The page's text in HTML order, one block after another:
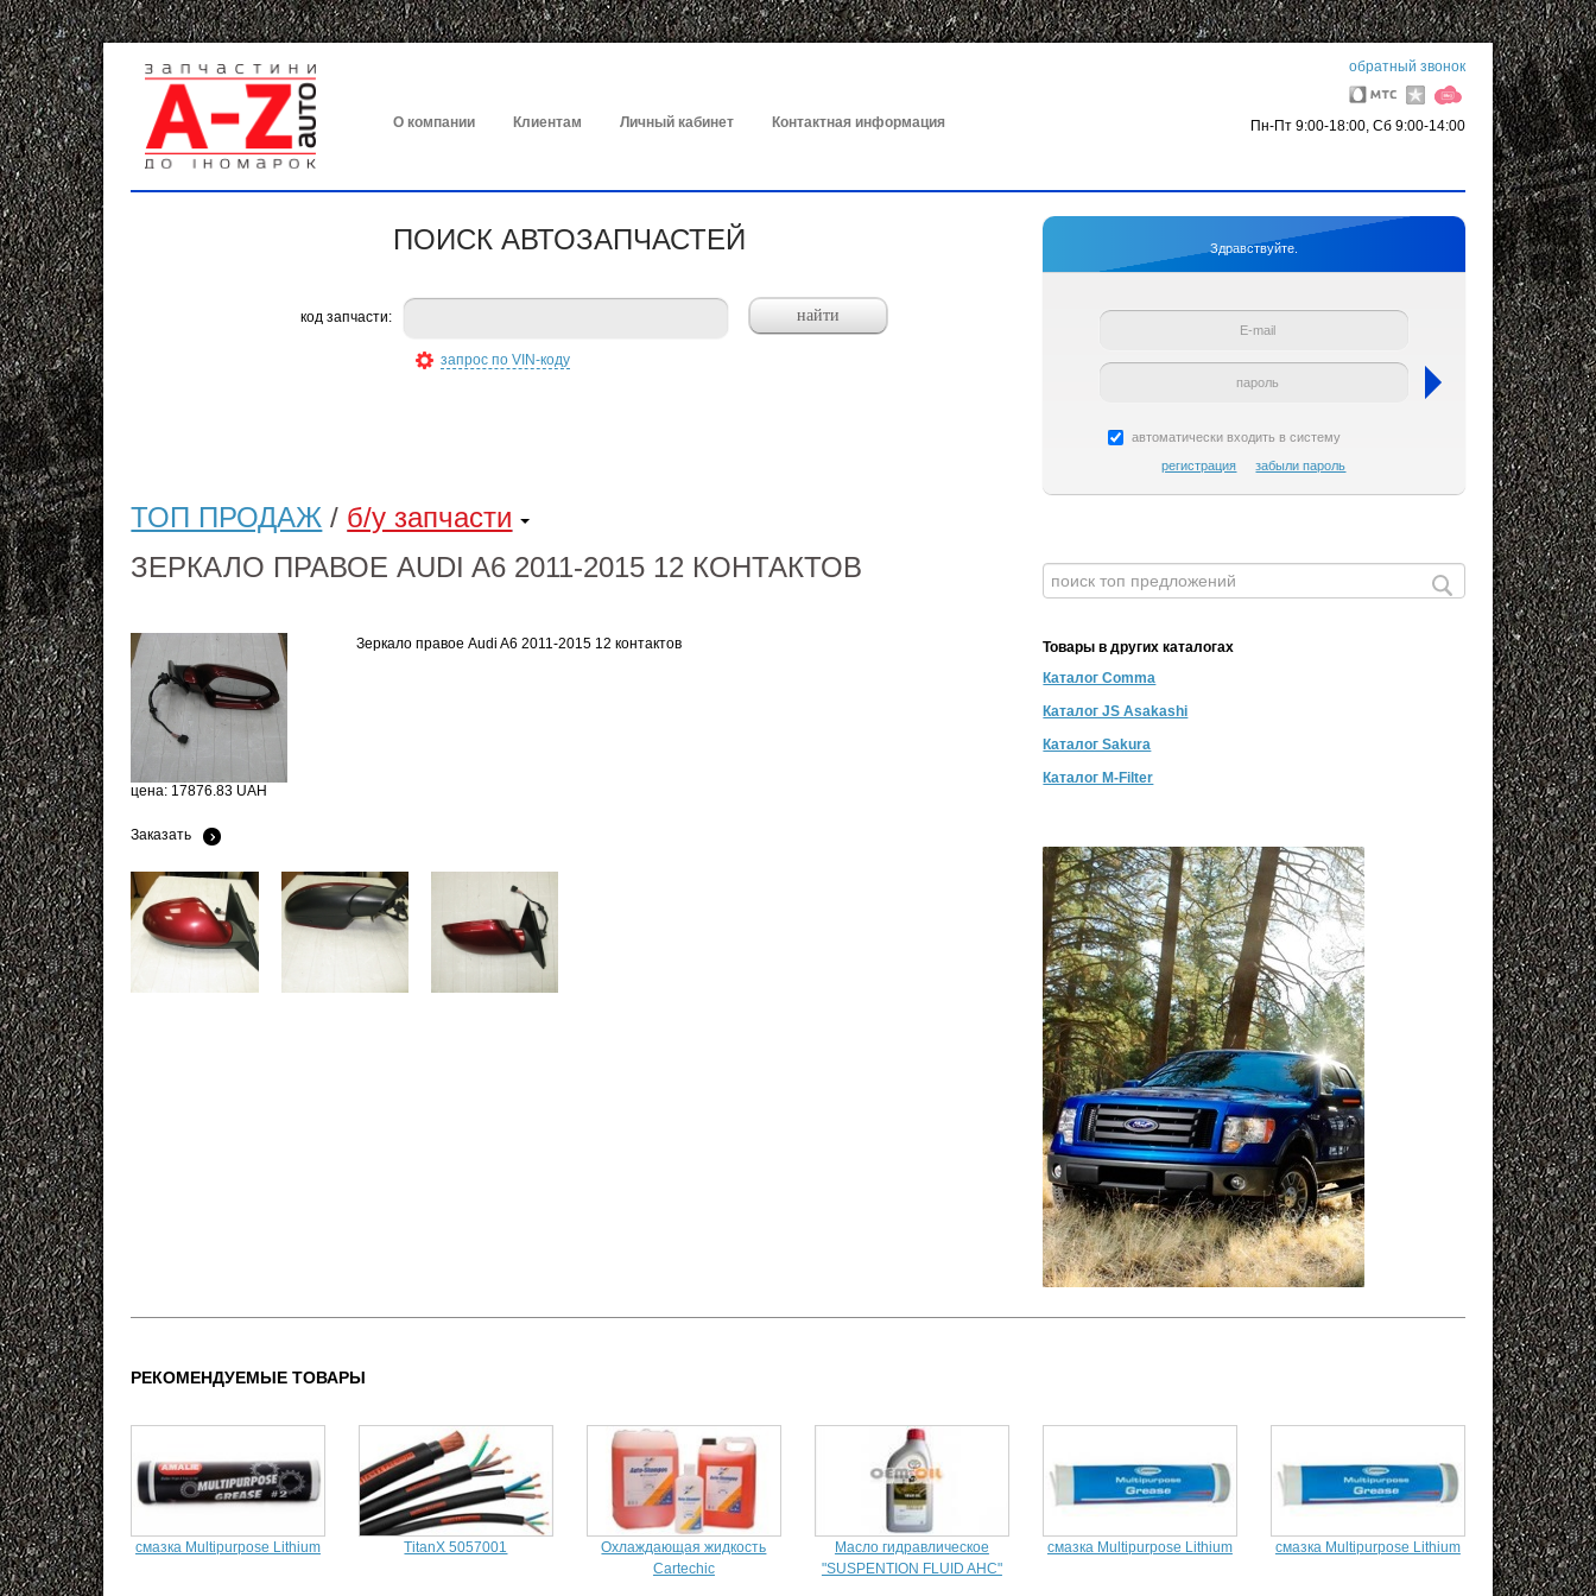
обратный звонок
Пн-Пт 9:00-18:00, Сб 9:00-14:00
О компании Клиентам Личный кабинет Контактная информация
ПОИСК АВТОЗАПЧАСТЕЙ
код запчасти:
запрос по VIN-коду
Здравствуйте.
автоматически входить в систему
регистрация
забыли пароль
ТОП ПРОДАЖ / б/у запчасти
ЗЕРКАЛО ПРАВОЕ AUDI A6 2011-2015 12 КОНТАКТОВ
цена: 17876.83 UAH
Заказать
Зеркало правое Audi A6 2011-2015 12 контактов
Товары в других каталогах
Каталог Comma
Каталог JS Asakashi
Каталог Sakura
Каталог M-Filter
РЕКОМЕНДУЕМЫЕ ТОВАРЫ
смазка Multipurpose Lithium TitanX 5057001
Охлаждающая жидкость
Cartechic
Масло гидравлическое
"SUSPENTION FLUID AHC"
смазка Multipurpose Lithium смазка Multipurpose Lithium